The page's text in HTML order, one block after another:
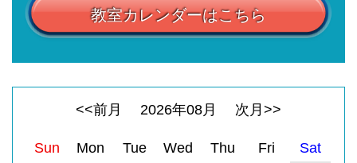
教室カレンダーはこちら
<<前月 2026年08月 次月>>
Sun Mon Tue Wed Thu Fri
Sat